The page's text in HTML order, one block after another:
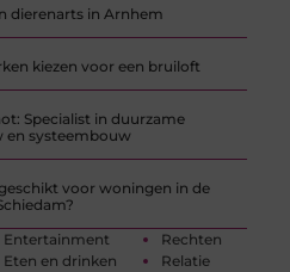
dierenarts in Arnhem
kiezen voor een bruiloft
Specialist in duurzame
en systeembouw
voor woningen in de
Entertainment
Eten en drinken
Rechten
Relatie